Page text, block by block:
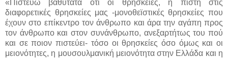
«Πιστεύω βαθύτατα ότι οι θρησκείες, η πίστη στις
διαφορετικές θρησκείες μας -μονοθεϊστικές θρησκείες που
έχουν στο επίκεντρο τον άνθρωπο και άρα την αγάπη προς
τον άνθρωπο και στον συνάνθρωπο, ανεξαρτήτως του πού
και σε ποιον πιστεύει- τόσο οι θρησκείες όσο όμως και οι
μειονότητες, η μουσουλμανική μειονότητα στην Ελλάδα και η